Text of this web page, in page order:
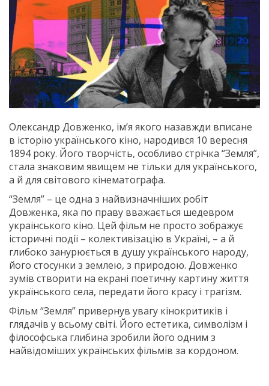
Олександр Довженко, ім’я якого назавжди вписане
в історію українського кіно, народився 10 вересня
1894 року. Його творчість, особливо стрічка “Земля”,
стала знаковим явищем не тільки для українського,
а й для світового кінематографа.
“Земля” – це одна з найвизначніших робіт
Довженка, яка по праву вважається шедевром
українського кіно. Цей фільм не просто зображує
історичні події – колективізацію в Україні, – а й
глибоко занурюється в душу українського народу,
його стосунки з землею, з природою. Довженко
зумів створити на екрані поетичну картину життя
українського села, передати його красу і трагізм.
Фільм “Земля” привернув увагу кінокритиків і
глядачів у всьому світі. Його естетика, символізм і
філософська глибина зробили його одним з
найвідоміших українських фільмів за кордоном.